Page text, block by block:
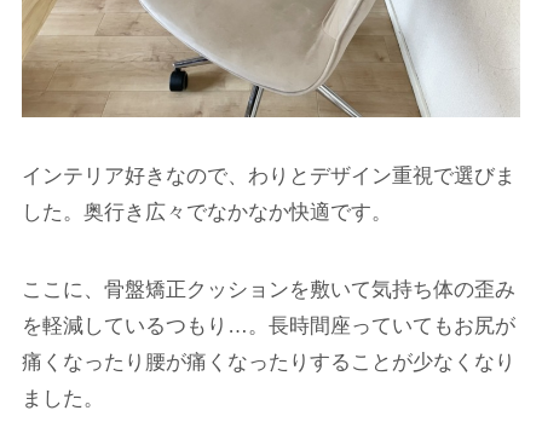
インテリア好きなので、わりとデザイン重視で選びま
した。奥行き広々でなかなか快適です。
ここに、骨盤矯正クッションを敷いて気持ち体の歪み
を軽減しているつもり…。長時間座っていてもお尻が
痛くなったり腰が痛くなったりすることが少なくなり
ました。